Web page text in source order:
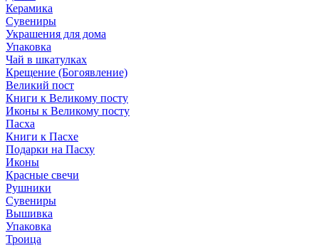
Керамика
Сувениры
Украшения для дома
Упаковка
Чай в шкатулках
Крещение (Богоявление)
Великий пост
Книги к Великому посту
Иконы к Великому посту
Пасха
Книги к Пасхе
Подарки на Пасху
Иконы
Красные свечи
Рушники
Сувениры
Вышивка
Упаковка
Троица